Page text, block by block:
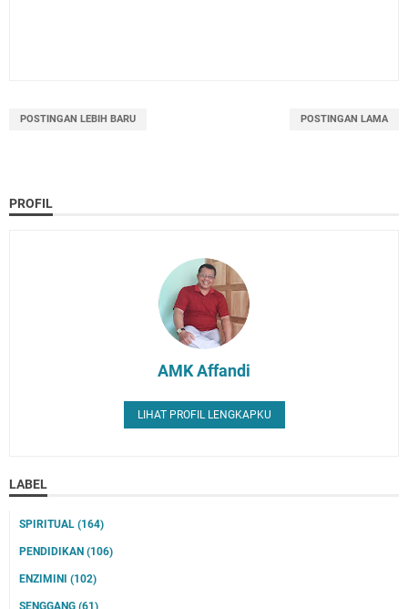
POSTINGAN LEBIH BARU POSTINGAN LAMA
PROFIL
AMK Affandi
LIHAT PROFIL LENGKAPKU
LABEL
SPIRITUAL (164)
PENDIDIKAN (106)
ENZIMINI (102)
SENGGANG (61)